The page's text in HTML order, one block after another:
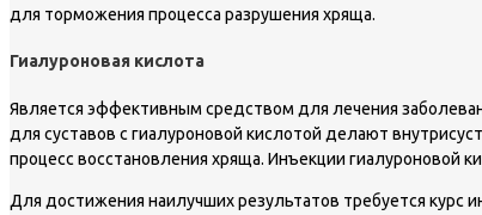
для торможения процесса разрушения хряща.
Гиалуроновая кислота
Является эффективным средством для лечения
для суставов с гиалуроновой кислотой делают
процесс восстановления хряща. Инъекции гиалуроновой
Для достижения наилучших результатов требуется курс